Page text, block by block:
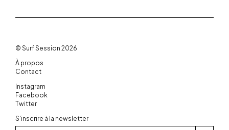
© Surf Session 2026
À propos
Contact
Instagram
Facebook
Twitter
S'inscrire à la newsletter